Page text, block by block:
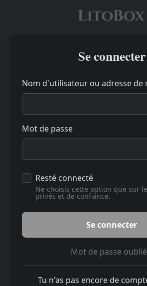
Se connecter
Nom d'utilisateur ou adresse de
Mot de passe
Resté connecté
Ne choisis cette option que sur
privés et de confiance.
Mot de passe
Tu n'as pas encore de